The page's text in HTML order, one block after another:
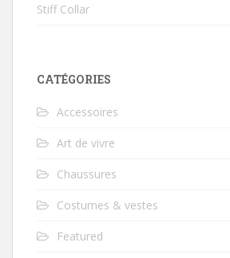
Stiff Collar
CATÉGORIES
Accessoires
Art de vivre
Chaussures
Costumes & vestes
Featured